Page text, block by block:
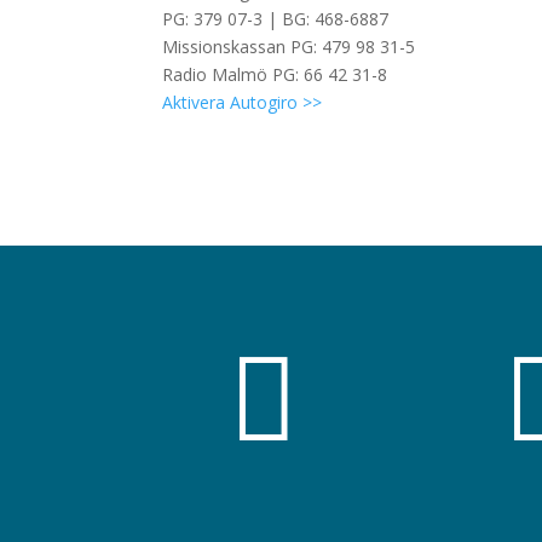
PG: 379 07-3 | BG: 468-6887
Missionskassan PG: 479 98 31-5
Radio Malmö PG: 66 42 31-8
Aktivera Autogiro >>
